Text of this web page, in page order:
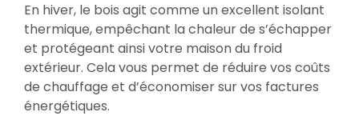
En hiver, le bois agit comme un excellent isolant
thermique, empêchant la chaleur de s’échapper
et protégeant ainsi votre maison du froid
extérieur. Cela vous permet de réduire vos coûts
de chauffage et d’économiser sur vos factures
énergétiques.